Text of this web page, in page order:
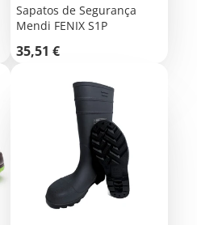
Sapatos de Segurança
Mendi FENIX S1P
Preço
35,51 €